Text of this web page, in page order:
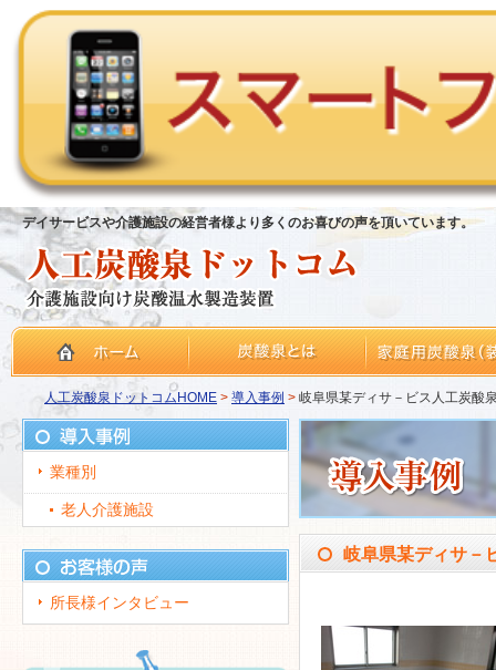
デイサービスや介護施設の経営者様より多くのお喜びの声を頂いています。
人工炭酸泉ドットコムHOME > 導入事例 > 岐阜県某ディサ－ビス人工炭酸
岐阜県某ディサ－
業種別
老人介護施設
所長様インタビュー